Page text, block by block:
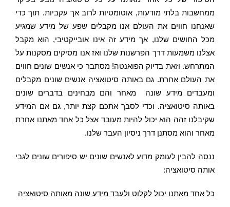
ממחשבות בלתי מודעות, אוטומטיות לרוב אך עקביות. תוך כדי
שאנחנו חווים את העולם אנו מקבלים שפע של מידע שמגיע
מכל החושים שלנו, אך מידע זה אינו אובייקטיבי, הוא מקבל
אצלנו משמעות דרך הפרשנות שלנו ואז אנו מסיקים מסקנות על
המתרחש. וזאת בדיוק הפואנטה! מסתבר כי אנשים שונים חווים
את העולם אחרת. גם באותה סיטואציה אנשים שונים מקבלים
ומעבדים מידע שונה מאחר והם מבחינים בדברים שונים
באותה סיטואציה. וכדי לסבך אתכם קצת יותר, גם אם המידע
שקיבלנו זהה הוא יכול להיות מעובד אצל כל אחד מאתנו אחרת
מאחר והוא מסתנן דרך ניסיון העבר שלנו.
ננסה להבין לעומק מדוע לאנשים שונים יש סיפורים שונים לגבי
אותה סיטואציה:
כל אחד מאתנו יכול לקלוט ולעבד מידע שונה מאותה סיטואציה